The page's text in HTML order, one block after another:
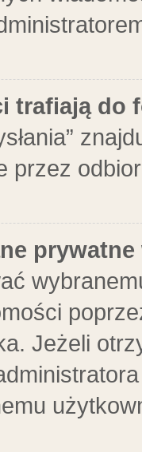
trafiają do
przez
Jeżeli